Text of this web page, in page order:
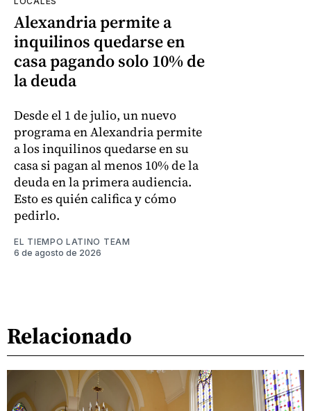
Alexandria permite a
inquilinos quedarse en
casa pagando solo 10% de
la deuda
Desde el 1 de julio, un nuevo
programa en Alexandria permite
a los inquilinos quedarse en su
casa si pagan al menos 10% de la
deuda en la primera audiencia.
Esto es quién califica y cómo
pedirlo.
EL TIEMPO LATINO TEAM
6 de agosto de 2026
Relacionado